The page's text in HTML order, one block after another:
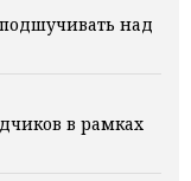
над
в рамках